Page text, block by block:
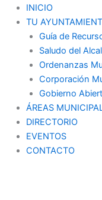
INICIO
TU
Guía de
Saludo del
Ordenanzas
Corporación
Gobierno
ÁREAS
DIRECTORIO
EVENTOS
CONTACTO